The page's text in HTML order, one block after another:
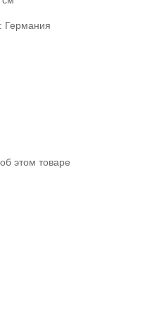
Германия
этом товаре